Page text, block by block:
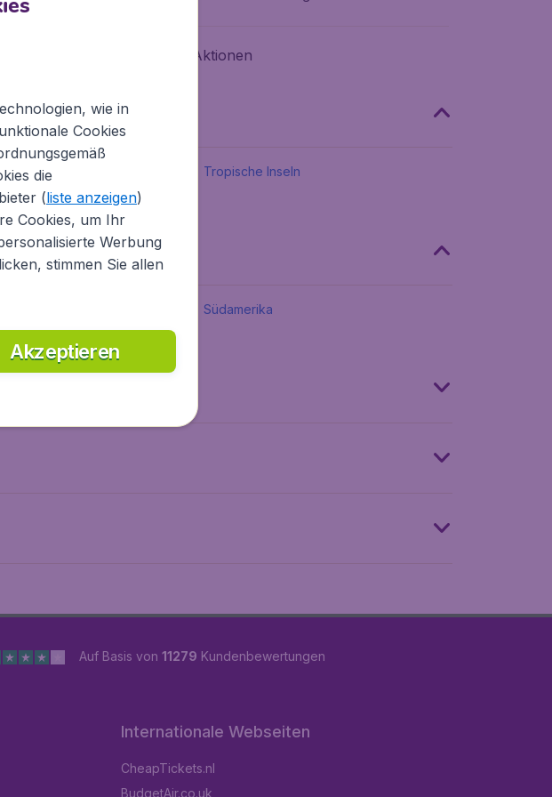
Exklusive Rabatt Aktionen
Tropische Inseln
Südamerika
Auf Basis von 11279 Kundenbewertungen
Internationale Webseiten
CheapTickets.nl
BudgetAir.co.uk
wie in
Cookies
die
(liste anzeigen)
Cookies, um Ihr
Werbung
stimmen Sie allen
Akzeptieren